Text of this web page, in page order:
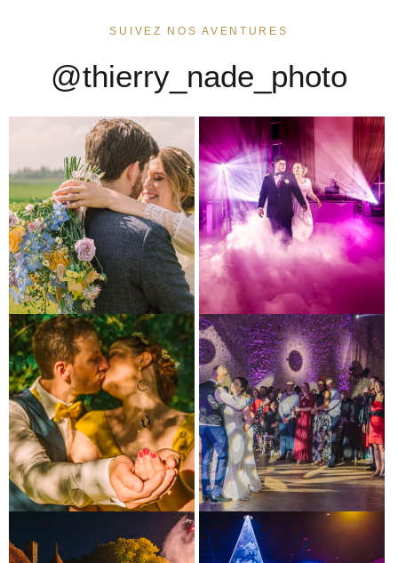
SUIVEZ NOS AVENTURES
@thierry_nade_photo